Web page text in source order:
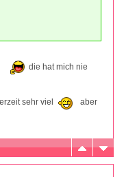
die hat mich nie
sehr viel
aber